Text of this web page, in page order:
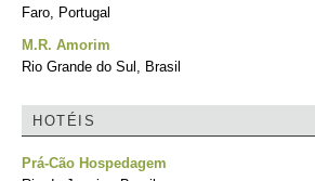
Faro, Portugal
M.R. Amorim
Rio Grande do Sul, Brasil
HOTÉIS
Prá-Cão Hospedagem